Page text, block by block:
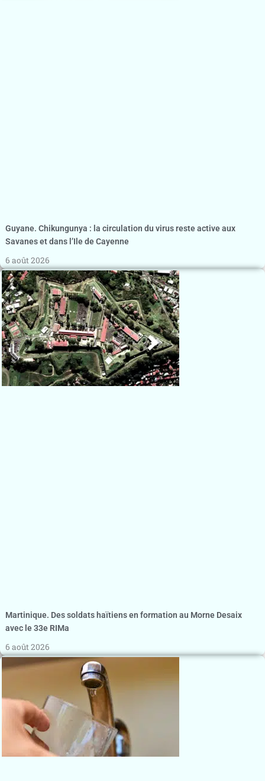
Guyane. Chikungunya : la circulation du virus reste active aux
Savanes et dans l’Ile de Cayenne
6 août 2026
Martinique. Des soldats haïtiens en formation au Morne Desaix
avec le 33e RIMa
6 août 2026